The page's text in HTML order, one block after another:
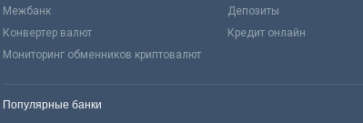
Межбанк
Депозиты
Конвертер валют
Кредит онлайн
Мониторинг обменников криптовалют
Популярные банки